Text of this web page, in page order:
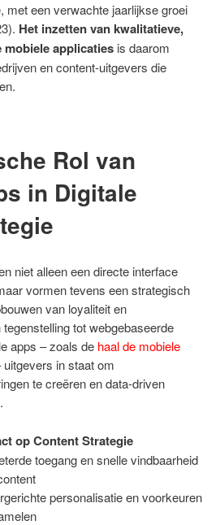
met een verwachte jaarlijkse groei
Het inzetten van kwalitatieve,
applicaties is daarom
en content-uitgevers die
Rol van
in Digitale
niet alleen een directe interface
vormen tevens een strategisch
van loyaliteit en
tot webgebaseerde
apps – zoals de haal de mobiele
uitgevers in staat om
te creëren en data-driven
op Content Strategie
toegang en snelle vindbaarheid
personalisatie en voorkeuren